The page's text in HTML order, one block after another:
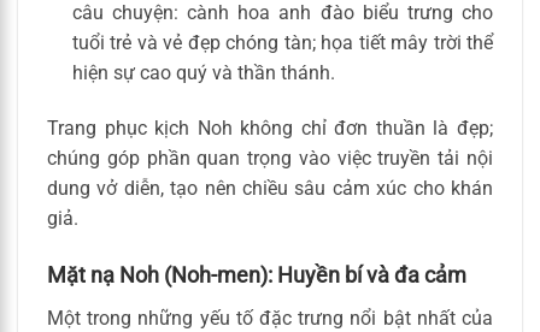
câu chuyện: cành hoa anh đào biểu trưng cho
tuổi trẻ và vẻ đẹp chóng tàn; họa tiết mây trời thể
hiện sự cao quý và thần thánh.
Trang phục kịch Noh không chỉ đơn thuần là đẹp;
chúng góp phần quan trọng vào việc truyền tải nội
dung vở diễn, tạo nên chiều sâu cảm xúc cho khán
giả.
Mặt nạ Noh (Noh-men): Huyền bí và đa cảm
Một trong những yếu tố đặc trưng nổi bật nhất của